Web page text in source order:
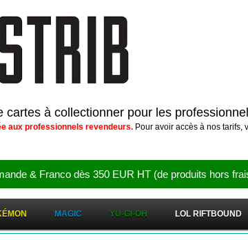
cartes à collectionner pour les
aux professionnels revendeurs. Pour avoir accès à nos tarifs,
& Franco dès 350 EUR HT (de produits hors
MAGIC YU-GI-OH LOL RIFTBOUND